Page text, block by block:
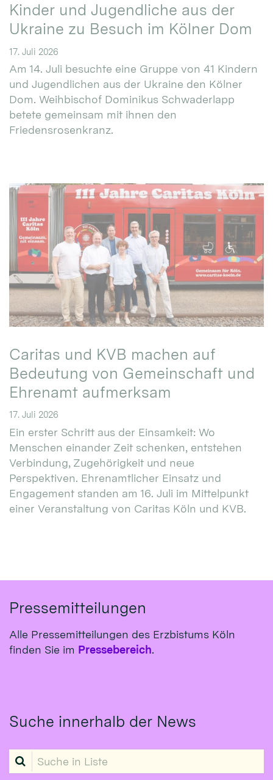
Kinder und Jugendliche aus der
Ukraine zu Besuch im Kölner Dom
17. Juli 2026
Am 14. Juli besuchte eine Gruppe von 41 Kindern
und Jugendlichen aus der Ukraine den Kölner
Dom. Weihbischof Dominikus Schwaderlapp
betete gemeinsam mit ihnen den
Friedensrosenkranz.
Caritas und KVB machen auf
Bedeutung von Gemeinschaft und
Ehrenamt aufmerksam
17. Juli 2026
Ein erster Schritt aus der Einsamkeit: Wo
Menschen einander Zeit schenken, entstehen
Verbindung, Zugehörigkeit und neue
Perspektiven. Ehrenamtlicher Einsatz und
Engagement standen am 16. Juli im Mittelpunkt
einer Veranstaltung von Caritas Köln und KVB.
Pressemitteilungen
Alle Pressemitteilungen des Erzbistums Köln
finden Sie im Pressebereich.
Suche innerhalb der News
Suche in Liste